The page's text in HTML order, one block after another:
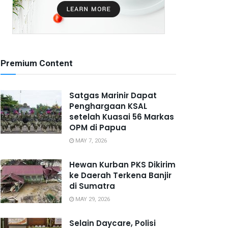
Premium Content
Satgas Marinir Dapat
Penghargaan KSAL
setelah Kuasai 56 Markas
OPM di Papua
MAY 7, 2026
Hewan Kurban PKS Dikirim
ke Daerah Terkena Banjir
di Sumatra
MAY 29, 2026
Selain Daycare, Polisi